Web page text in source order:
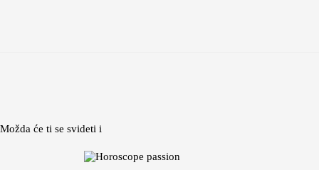
Možda će ti se svideti i